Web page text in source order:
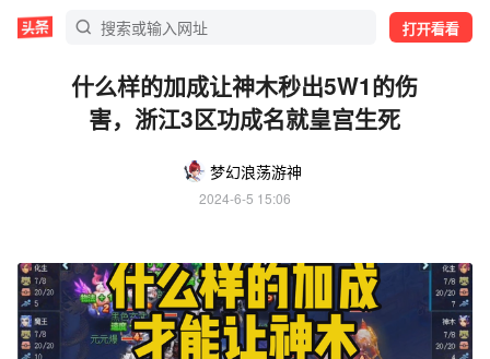
打开看看
什么样的加成让神木秒出5W1的伤
害，浙江3区功成名就皇宫生死
梦幻浪荡游神
2024-6-5 15:06